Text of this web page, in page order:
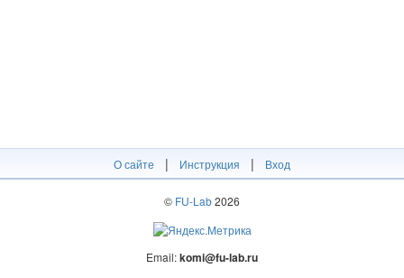
О сайте | Инструкция | Вход
© FU-Lab2026
Email:komi@fu-lab.ru